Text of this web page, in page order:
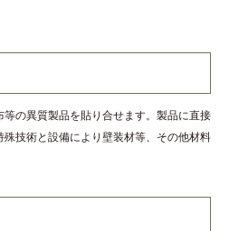
の異質製品を貼り合せます。製品に直接
技術と設備により壁装材等、その他材料